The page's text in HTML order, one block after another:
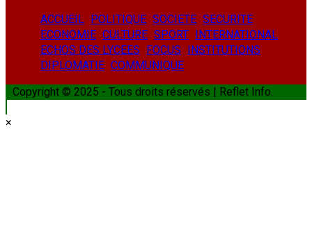
ACCUEIL POLITIQUE SOCIETE SECURITE
ECONOMIE CULTURE SPORT INTERNATIONAL
ECHOS DES LYCEES FOCUS INSTITUTIONS
DIPLOMATIE COMMUNIQUE
Copyright © 2025 - Tous droits réservés | Reflet Info.
×